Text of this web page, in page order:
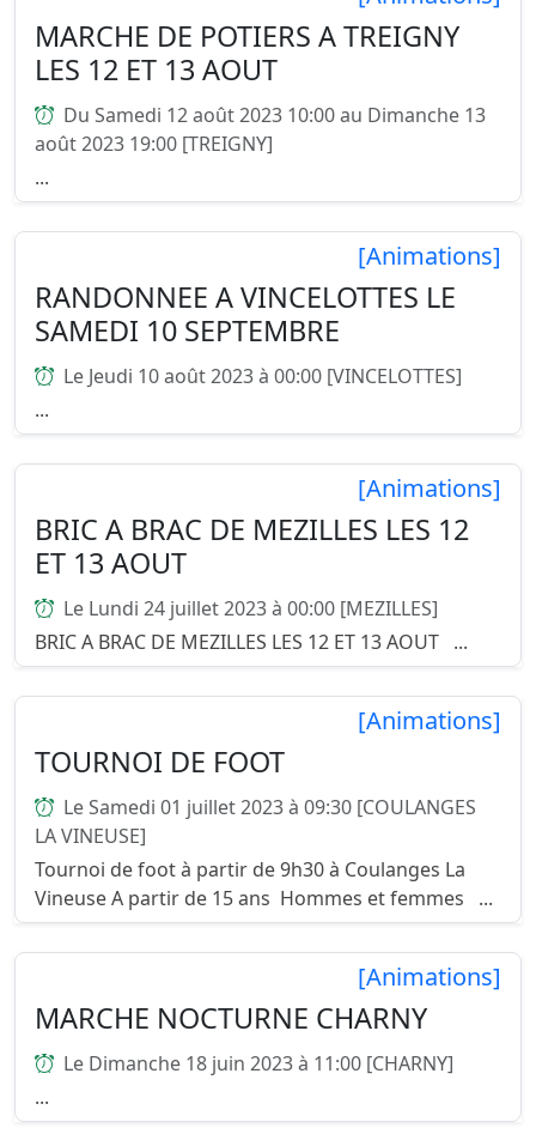
MARCHE DE POTIERS A TREIGNY
LES 12 ET 13 AOUT
Du Samedi 12 août 2023 10:00 au Dimanche 13
août 2023 19:00 [TREIGNY]
...
[Animations]
RANDONNEE A VINCELOTTES LE
SAMEDI 10 SEPTEMBRE
Le Jeudi 10 août 2023 à 00:00 [VINCELOTTES]
...
[Animations]
BRIC A BRAC DE MEZILLES LES 12
ET 13 AOUT
Le Lundi 24 juillet 2023 à 00:00 [MEZILLES]
BRIC A BRAC DE MEZILLES LES 12 ET 13 AOUT ...
[Animations]
TOURNOI DE FOOT
Le Samedi 01 juillet 2023 à 09:30 [COULANGES
LA VINEUSE]
Tournoi de foot à partir de 9h30 à Coulanges La
Vineuse A partir de 15 ans Hommes et femmes ...
[Animations]
MARCHE NOCTURNE CHARNY
Le Dimanche 18 juin 2023 à 11:00 [CHARNY]
...